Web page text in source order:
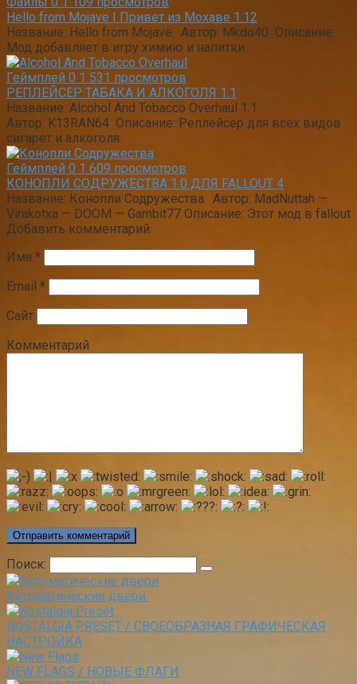
Hello from Mojave | Привет из Мохаве 1.12
Название: Hello from Mojave. Автор: Mkdo40 Описание:
Мод добавляет в игру химию и напитки
Геймплей 0 1 531 просмотров
РЕПЛЕЙСЕР ТАБАКА И АЛКОГОЛЯ 1.1
Название: Alcohol And Tobacco Overhaul 1.1
Автор: K13RAN64 Описание: Реплейсер для всех видов
сигарет и алкоголя.
Геймплей 0 1 609 просмотров
КОНОПЛИ СОДРУЖЕСТВА 1.0 ДЛЯ FALLOUT 4
Название: Конопли Содружества. Автор: MadNuttah —
Virakotxa — DOOM — Gambit77 Описание: Этот мод в fallout
Добавить комментарий
Имя *
Email *
Сайт
Комментарий
Поиск:
Автоматические двери
NOSTALGIA PRESET / СВОЕОБРАЗНАЯ ГРАФИЧЕСКАЯ
НАСТРОЙКА
NEW FLAGS / НОВЫЕ ФЛАГИ